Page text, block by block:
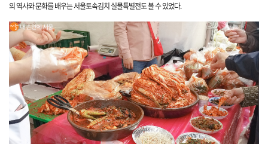
의 역사와 문화를 배우는 서울토속김치실물특별전도 볼 수 있었다.